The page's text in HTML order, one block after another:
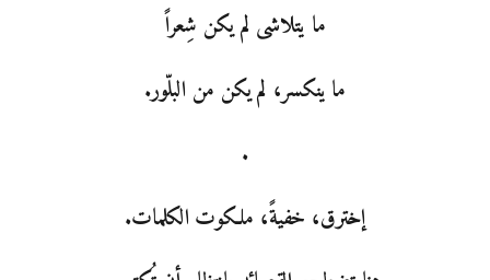
ما يتلاشى لم يكن شِعراً
ما ينكسر، لم يكن من البلّور.
.
إخترق، خفيةً، ملكوت الكلمات.